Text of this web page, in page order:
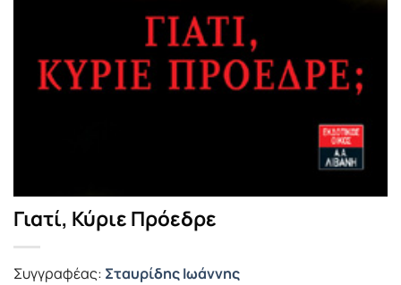
Γιατί, Κύριε Πρόεδρε
Συγγραφέας: Σταυρίδης Ιωάννης